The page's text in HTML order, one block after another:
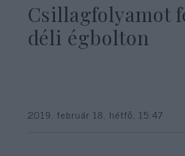
Csillagfolyamot
déli égbolton
2019. február 18. hétfő, 15:47